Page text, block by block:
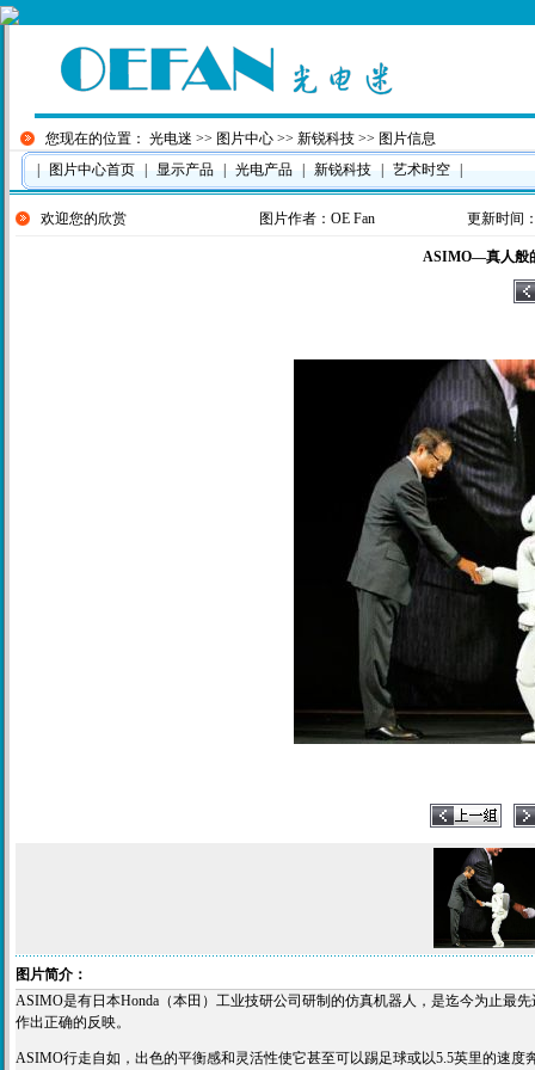
您现在的位置： 光电迷 >> 图片中心 >> 新锐科技 >> 图片信息
图片中心首页 显示产品 光电产品 新锐科技 艺术时空
欢迎您的欣赏 图片作者： OE Fan 更新时间
ASIMO—真人般
图片简介：
ASIMO是有日本Honda（本田）工业技研公司研制的仿真机器人，是迄今为止最
作出正确的反映。
ASIMO行走自如，出色的平衡感和灵活性使它甚至可以踢足球或以5.5英里的速